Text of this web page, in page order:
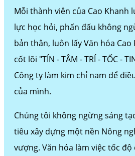
Mỗi thành viên của Cao Khanh
lực học hỏi, phấn đấu không
bản thân, luôn lấy Văn hóa Cao
cốt lõi "TÍN - TÂM - TRÍ - TỐC -
Công ty làm kim chỉ nam để
của mình.
Chúng tôi không ngừng sáng
tiêu xây dựng một nền Nông
vượng. Văn hóa làm việc tốc độ